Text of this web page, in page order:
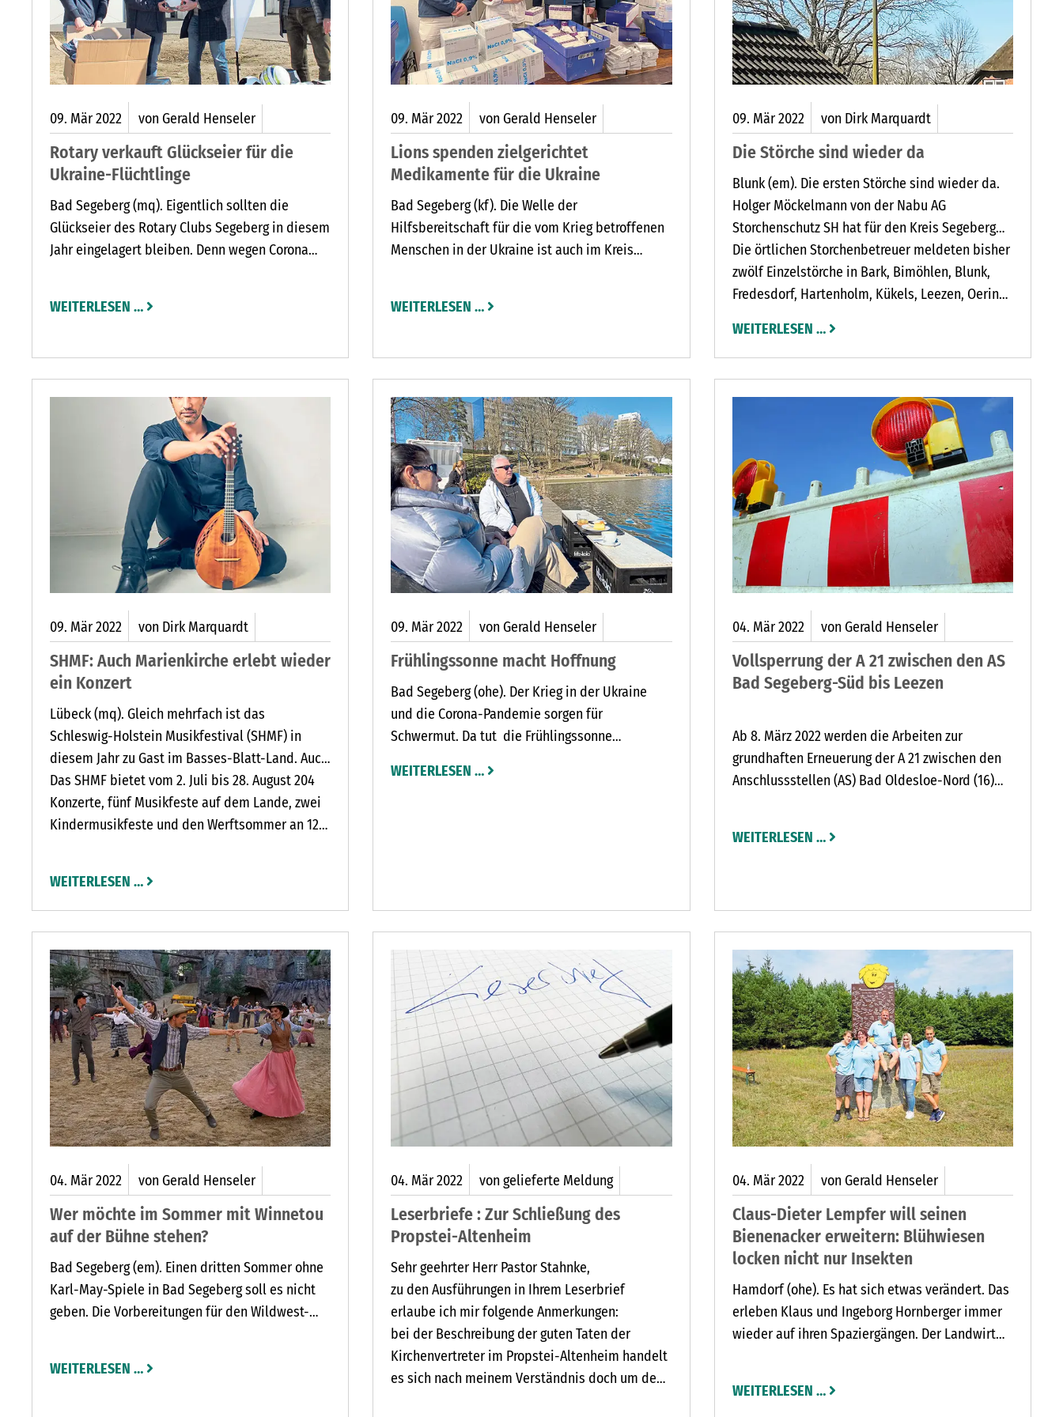
09. Mär2022 von Gerald Henseler
Rotary verkauft Glückseier für die
Ukraine-Flüchtlinge
Bad Segeberg (mq). Eigentlich sollten die
Glückseier des Rotary Clubs Segeberg in diesem
Jahr eingelagert bleiben. Denn wegen Corona
Ukraine hat für den Serviceclub jetzt Vorrang.
fünf Euro verkaufen. „Der Rotary Club
verdoppelt diese Summe noch“, sagt Präsident
WEITERLESEN …
09. Mär2022 von Gerald Henseler
Lions spenden zielgerichtet
Medikamente für die Ukraine
Bad Segeberg (kf). Die Welle der
Hilfsbereitschaft für die vom Krieg betroffenen
Menschen in der Ukraine ist auch im Kreis
Kriegsgebiet möchten viele dem Gefühl der
der dort lebenden Menschen mildern.
WEITERLESEN …
09. Mär2022 von Dirk Marquardt
Die Störche sind wieder da
Blunk (em). Die ersten Störche sind wieder da.
Holger Möckelmann von der Nabu AG
Storchenschutz SH hat für den Kreis Segeberg
aus einigen Ortschaften schon Meldungen
erhalten. Die Störche kehren seit Anfang Februar
aus ihren Winterquartieren in Spanien und
Die örtlichen Storchenbetreuer meldeten bisher
zwölf Einzelstörche in Bark, Bimöhlen, Blunk,
Fredesdorf, Hartenholm, Kükels, Leezen, Oering,
Storchenpaare wurden in Großenaspe,
Hegenbuchenbusch und Stuvenborn gesehen.
WEITERLESEN …
09. Mär2022 von Dirk Marquardt
SHMF: Auch Marienkirche erlebt wieder
ein Konzert
Lübeck (mq). Gleich mehrfach ist das
Schleswig-Holstein Musikfestival (SHMF) in
diesem Jahr zu Gast im Basses-Blatt-Land. Auch
die Marienkirche in Bad Segeberg zählt nach der
Sanierung des Hauptschiffes wieder zu den
Spiel-orten – ebenso das Gut Stockseehof und
Das SHMF bietet vom 2. Juli bis 28. August 204
Konzerte, fünf Musikfeste auf dem Lande, zwei
Kindermusikfeste und den Werftsommer an 123
Niedersachsen. Im Zentrum steht der
Spätromantiker Johannes Brahms.
WEITERLESEN …
09. Mär2022 von Gerald Henseler
Frühlingssonne macht Hoffnung
Bad Segeberg (ohe). Der Krieg in der Ukraine
und die Corona-Pandemie sorgen für
Schwermut. Da tut die Frühlingssonne
bisschen Neuanfang. Und den wünschen sich
WEITERLESEN …
04. Mär2022 von Gerald Henseler
Vollsperrung der A 21 zwischen den AS
Bad Segeberg-Süd bis Leezen
Ab 8. März 2022 werden die Arbeiten zur
grundhaften Erneuerung der A 21 zwischen den
Anschlussstellen (AS) Bad Oldesloe-Nord (16)
ca. 4,5 km unterteilt.
WEITERLESEN …
DER A 21 ZWISCHEN DEN AS BAD SEGEBERG-SÜD BIS LEEZEN
04. Mär2022 von Gerald Henseler
Wer möchte im Sommer mit Winnetou
auf der Bühne stehen?
Bad Segeberg (em). Einen dritten Sommer ohne
Karl-May-Spiele in Bad Segeberg soll es nicht
geben. Die Vorbereitungen für den Wildwest-
„Der Ölprinz“. Eine Bewerbung ist ab sofort über
WEITERLESEN …
04. Mär2022 von gelieferte Meldung
Leserbriefe : Zur Schließung des
Propstei-Altenheim
Sehr geehrter Herr Pastor Stahnke,
zu den Ausführungen in Ihrem Leserbrief
erlaube ich mir folgende Anmerkungen:
bei der Beschreibung der guten Taten der
Kirchenvertreter im Propstei-Altenheim handelt
es sich nach meinem Verständnis doch um den
04. Mär2022 von Gerald Henseler
Claus-Dieter Lempfer will seinen
Bienenacker erweitern: Blühwiesen
locken nicht nur Insekten
Hamdorf (ohe). Es hat sich etwas verändert. Das
erleben Klaus und Ingeborg Hornberger immer
wieder auf ihren Spaziergängen. Der Landwirt
Hektar großen Fläche bei Negernbötel stehen
WEITERLESEN …
LEMPFER WILL SEINEN BIENENACKER ERWEITERN: BLÜHWIESEN LOCKEN NICHT NUR INSEKTEN